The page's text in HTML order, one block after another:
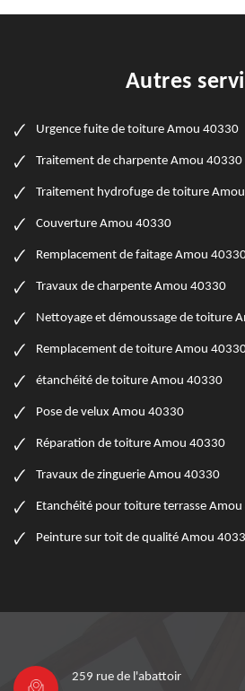
Autres
Urgence fuite de toiture Amou 40330
Traitement de charpente Amou 40330
Traitement hydrofuge de toiture
Couverture Amou 40330
Remplacement de faitage Amou
Travaux de charpente Amou 40330
Nettoyage et démoussage de toiture
Remplacement de toiture Amou
étanchéité de toiture Amou 40330
Pose de velux Amou 40330
Réparation de toiture Amou 40330
Travaux de zinguerie Amou 40330
Etanchéité pour toiture terrasse
Peinture sur toit de qualité Amou
259 rue de l'abattoir